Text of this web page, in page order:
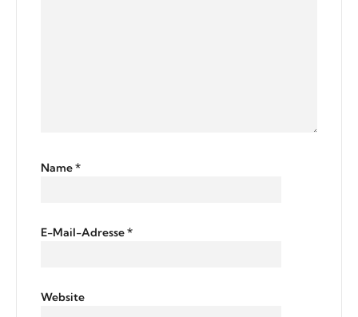
Name*
E-Mail-Adresse*
Website